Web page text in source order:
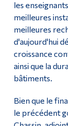
les
meilleures
meilleures
d'aujourd'hui
croissance
ainsi que la
bâtiments.
Bien que le
le précédent